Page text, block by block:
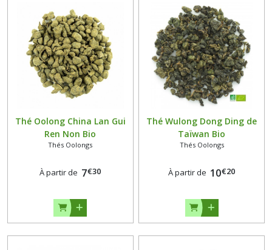
Thé Oolong China Lan Gui
Ren Non Bio
Thés Oolongs
À partir de 7€30
Thé Wulong Dong Ding de
Taïwan Bio
Thés Oolongs
À partir de 10€20
Afficher
résultats